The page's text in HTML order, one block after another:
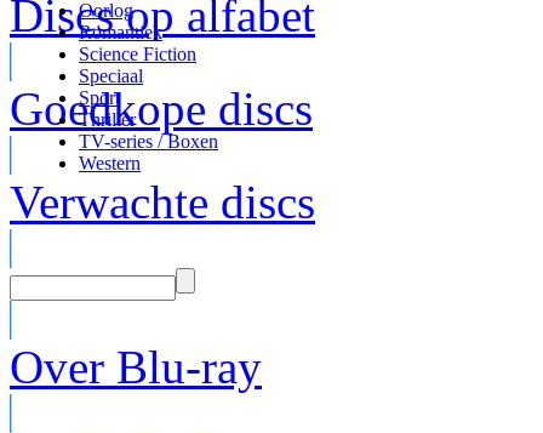
Discs op alfabet
Goedkope discs
Verwachte discs
Over Blu-ray
Oorlog
Romantiek
Science Fiction
Speciaal
Sport
Thriller
TV-series / Boxen
Western